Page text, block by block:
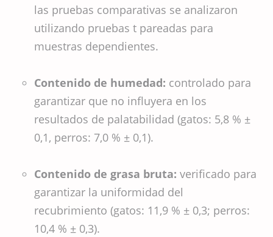
las pruebas comparativas se analizaron
utilizando pruebas t pareadas para
muestras dependientes.
Contenido de humedad: controlado para
garantizar que no influyera en los
resultados de palatabilidad (gatos: 5,8 % ±
0,1, perros: 7,0 % ± 0,1).
Contenido de grasa bruta: verificado para
garantizar la uniformidad del
recubrimiento (gatos: 11,9 % ± 0,3; perros:
10,4 % ± 0,3).